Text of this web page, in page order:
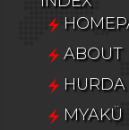
ABOUT
MYAKÜ